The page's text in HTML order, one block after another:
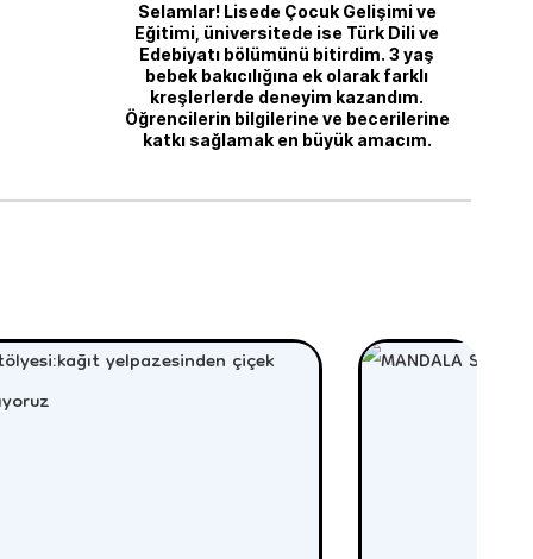
Selamlar! Lisede Çocuk Gelişimi ve
Eğitimi, üniversitede ise Türk Dili ve
Edebiyatı bölümünü bitirdim. 3 yaş
bebek bakıcılığına ek olarak farklı
kreşlerlerde deneyim kazandım.
Öğrencilerin bilgilerine ve becerilerine
katkı sağlamak en büyük amacım.